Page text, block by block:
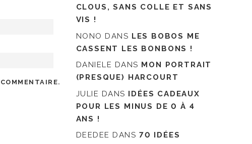
CLOUS, SANS COLLE ET SANS
VIS !
NONO DANS LES BOBOS ME
CASSENT LES BONBONS !
DANIELE DANS MON PORTRAIT
(PRESQUE) HARCOURT
JULIE DANS IDÉES CADEAUX
POUR LES MINUS DE 0 À 4
ANS !
DEEDEE DANS 70 IDÉES